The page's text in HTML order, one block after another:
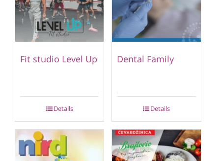
Fit studio Level Up
Details
Dental Family
Details